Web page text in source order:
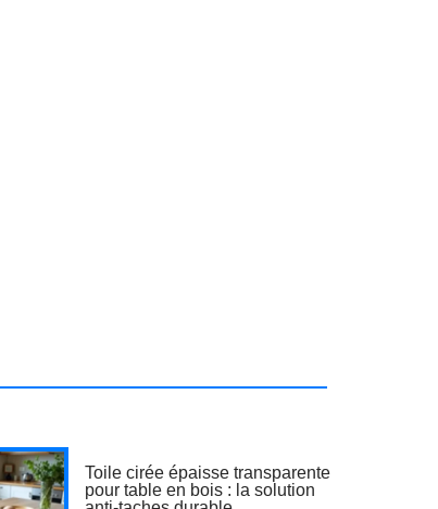
Toile cirée épaisse transparente
pour table en bois : la solution